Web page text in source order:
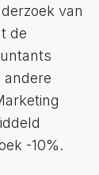
van
de
andere
-10%.